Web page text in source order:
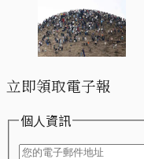
立即領取電子報
個人資訊